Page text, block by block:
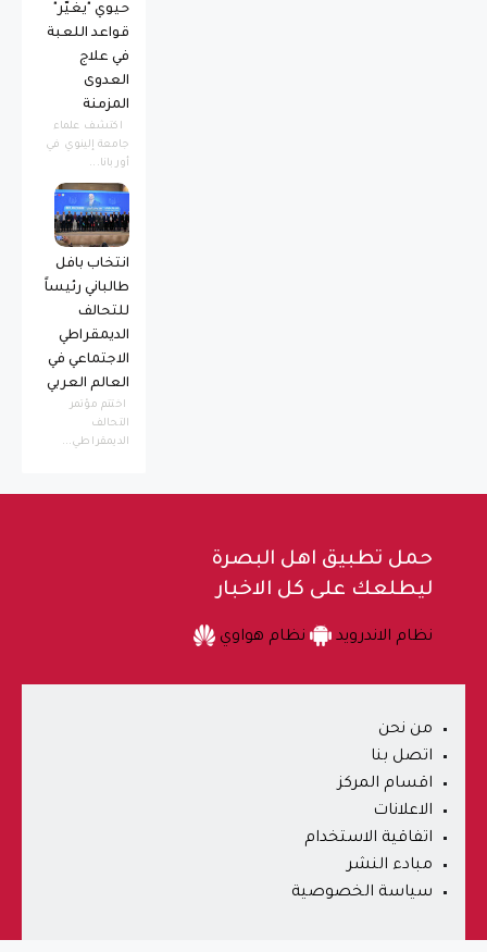
حيوي "يغيّر"
قواعد اللعبة
في علاج
العدوى
المزمنة
اكتشف علماء
جامعة إلينوي في
أوربانا...
انتخاب بافل
طالباني رئيساً
للتحالف
الديمقراطي
الاجتماعي في
العالم العربي
اختتم مؤتمر
التحالف
الديمقراطي...
حمل تطبيق اهل البصرة
ليطلعك على كل الاخبار
نظام الاندرويد نظام هواوي
من نحن
اتصل بنا
اقسام المركز
الاعلانات
اتفاقية الاستخدام
مبادء النشر
سياسة الخصوصية